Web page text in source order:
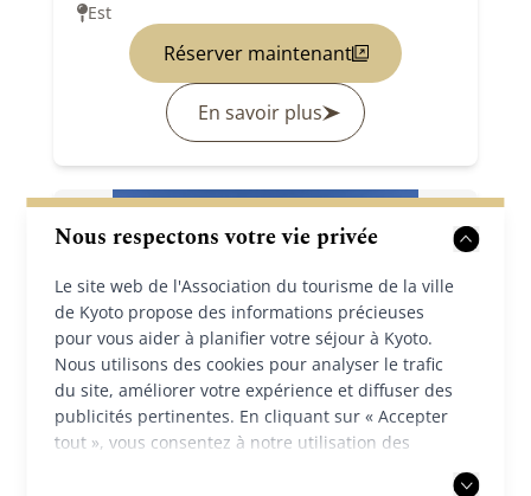
Nous respectons votre vie privée
Le site web de l'Association du tourisme de la ville
de Kyoto propose des informations précieuses
pour vous aider à planifier votre séjour à Kyoto.
Nous utilisons des cookies pour analyser le trafic
du site, améliorer votre expérience et diffuser des
publicités pertinentes. En cliquant sur « Accepter
tout », vous consentez à notre utilisation des
Est
Réserver maintenant
En savoir plus
Circuit à vélo électrique